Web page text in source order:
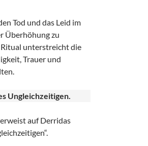
Tod und das Leid im
Überhöhung zu
unterstreicht die
Trauer und
Ungleichzeitigen.
auf Derridas